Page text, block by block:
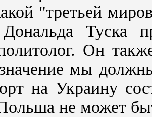
"третьей
Туска
Он
мы
на Украину
не может